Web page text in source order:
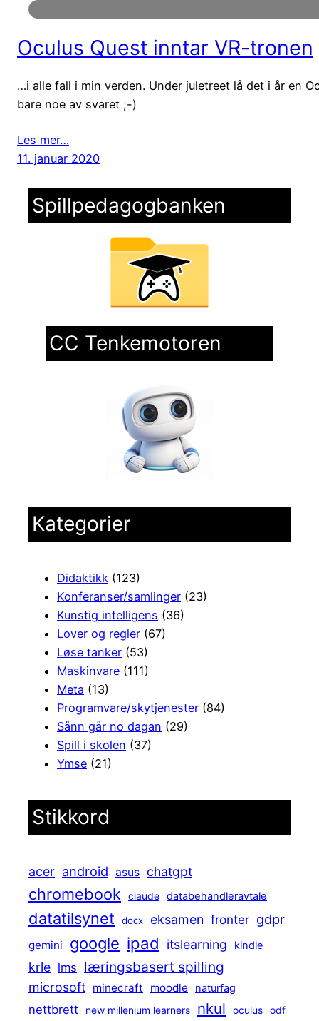
Oculus Quest inntar VR-tronen
…i alle fall i min verden. Under juletreet lå det i år en
bare noe av svaret ;-)
Les mer…
11. januar 2020
Spillpedagogbanken
CC Tenkemotoren
Kategorier
Didaktikk (123)
Konferanser/samlinger (23)
Kunstig intelligens (36)
Lover og regler (67)
Løse tanker (53)
Maskinvare (111)
Meta (13)
Programvare/skytjenester (84)
Sånn går no dagan (29)
Spill i skolen (37)
Ymse (21)
Stikkord
acer android asus chatgpt
chromebook claude databehandleravtale
datatilsynet docx eksamen fronter gdpr
gemini google ipad itslearning kindle
krle lms læringsbasert spilling
microsoft minecraft moodle naturfag
nettbrett new millenium learners nkul oculus odf